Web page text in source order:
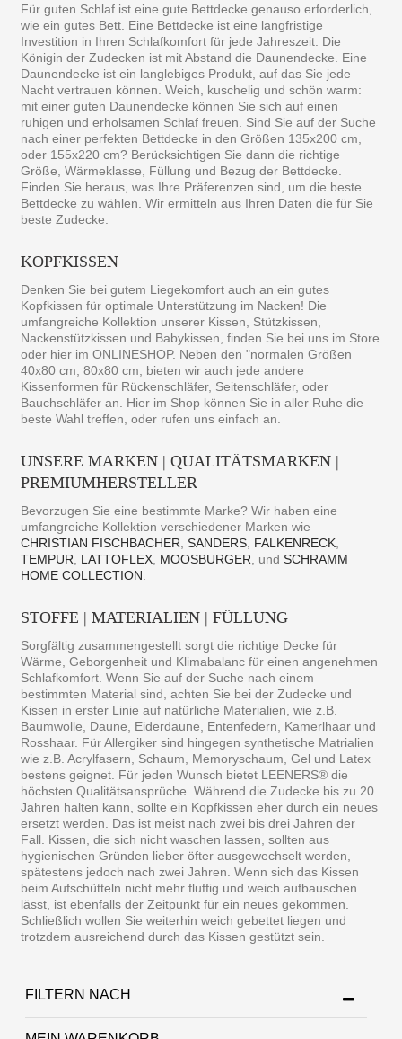
Für guten Schlaf ist eine gute Bettdecke genauso erforderlich,
wie ein gutes Bett. Eine Bettdecke ist eine langfristige
Investition in Ihren Schlafkomfort für jede Jahreszeit. Die
Königin der Zudecken ist mit Abstand die Daunendecke. Eine
Daunendecke ist ein langlebiges Produkt, auf das Sie jede
Nacht vertrauen können. Weich, kuschelig und schön warm:
mit einer guten Daunendecke können Sie sich auf einen
ruhigen und erholsamen Schlaf freuen. Sind Sie auf der Suche
nach einer perfekten Bettdecke in den Größen 135x200 cm,
oder 155x220 cm? Berücksichtigen Sie dann die richtige
Größe, Wärmeklasse, Füllung und Bezug der Bettdecke.
Finden Sie heraus, was Ihre Präferenzen sind, um die beste
Bettdecke zu wählen. Wir ermitteln aus Ihren Daten die für Sie
beste Zudecke.
KOPFKISSEN
Denken Sie bei gutem Liegekomfort auch an ein gutes
Kopfkissen für optimale Unterstützung im Nacken! Die
umfangreiche Kollektion unserer Kissen, Stützkissen,
Nackenstützkissen und Babykissen, finden Sie bei uns im Store
oder hier im ONLINESHOP. Neben den "normalen Größen
40x80 cm, 80x80 cm, bieten wir auch jede andere
Kissenformen für Rückenschläfer, Seitenschläfer, oder
Bauchschläfer an. Hier im Shop können Sie in aller Ruhe die
beste Wahl treffen, oder rufen uns einfach an.
UNSERE MARKEN | QUALITÄTSMARKEN |
PREMIUMHERSTELLER
Bevorzugen Sie eine bestimmte Marke? Wir haben eine
umfangreiche Kollektion verschiedener Marken wie
CHRISTIAN FISCHBACHER ,SANDERS FALKENRECK
TEMPUR
LATTOFLEX MOOSBURGER , und SCHRAMM
HOME COLLECTION
STOFFE | MATERIALIEN | FÜLLUNG
Sorgfältig zusammengestellt sorgt die richtige Decke für
Wärme, Geborgenheit und Klimabalanc für einen angenehmen
Schlafkomfort. Wenn Sie auf der Suche nach einem
bestimmten Material sind, achten Sie bei der Zudecke und
Kissen in erster Linie auf natürliche Materialien, wie z.B.
Baumwolle, Daune, Eiderdaune, Entenfedern, Kamerlhaar und
Rosshaar. Für Allergiker sind hingegen synthetische Matrialien
wie z.B. Acrylfasern, Schaum, Memoryschaum, Gel und Latex
bestens geignet. Für jeden Wunsch bietet LEENERS® die
höchsten Qualitätsansprüche. Während die Zudecke bis zu 20
Jahren halten kann, sollte ein Kopfkissen eher durch ein neues
ersetzt werden. Das ist meist nach zwei bis drei Jahren der
Fall. Kissen, die sich nicht waschen lassen, sollten aus
hygienischen Gründen lieber öfter ausgewechselt werden,
spätestens jedoch nach zwei Jahren. Wenn sich das Kissen
beim Aufschütteln nicht mehr fluffig und weich aufbauschen
lässt, ist ebenfalls der Zeitpunkt für ein neues gekommen.
Schließlich wollen Sie weiterhin weich gebettet liegen und
trotzdem ausreichend durch das Kissen gestützt sein.
FILTERN NACH